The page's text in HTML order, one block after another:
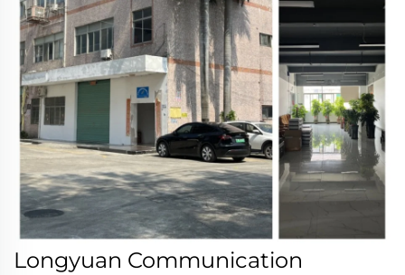
Longyuan Communication